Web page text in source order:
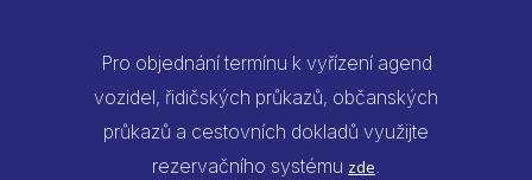
Pro objednání termínu k vyřízení agend
vozidel, řidičských průkazů, občanských
průkazů a cestovních dokladů využijte
rezervačního systému zde.